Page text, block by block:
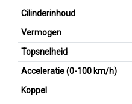
Cilinderinhoud
Vermogen
Topsnelheid
Acceleratie (0-100 km/h)
Koppel